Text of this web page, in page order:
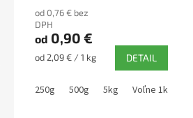
produktu
je
5,0
z
od 0,76 € bez
DPH
od 0,90 €
Jednotková
od 2,09 € / 1 kg DETAIL
250g 500g 5kg Voľne 1kg